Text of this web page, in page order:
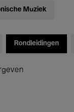
Muziek
Rondleidingen